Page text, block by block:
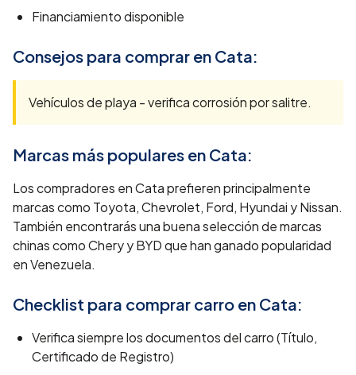
Financiamiento disponible
Consejos para comprar en Cata:
Vehículos de playa - verifica corrosión por salitre.
Marcas más populares en Cata:
Los compradores en Cata prefieren principalmente
marcas como Toyota, Chevrolet, Ford, Hyundai y Nissan.
También encontrarás una buena selección de marcas
chinas como Chery y BYD que han ganado popularidad
en Venezuela.
Checklist para comprar carro en Cata:
Verifica siempre los documentos del carro (Título,
Certificado de Registro)